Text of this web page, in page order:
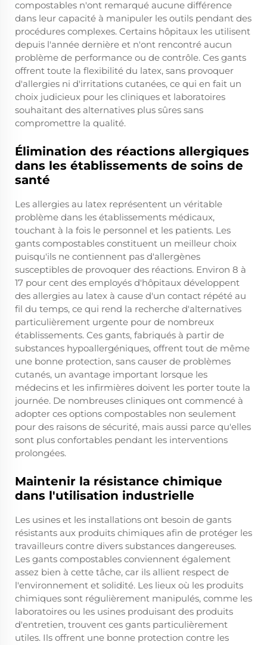
compostables n'ont remarqué aucune différence
dans leur capacité à manipuler les outils pendant des
procédures complexes. Certains hôpitaux les utilisent
depuis l'année dernière et n'ont rencontré aucun
problème de performance ou de contrôle. Ces gants
offrent toute la flexibilité du latex, sans provoquer
d'allergies ni d'irritations cutanées, ce qui en fait un
choix judicieux pour les cliniques et laboratoires
souhaitant des alternatives plus sûres sans
compromettre la qualité.
Élimination des réactions allergiques
dans les établissements de soins de
santé
Les allergies au latex représentent un véritable
problème dans les établissements médicaux,
touchant à la fois le personnel et les patients. Les
gants compostables constituent un meilleur choix
puisqu'ils ne contiennent pas d'allergènes
susceptibles de provoquer des réactions. Environ 8 à
17 pour cent des employés d'hôpitaux développent
des allergies au latex à cause d'un contact répété au
fil du temps, ce qui rend la recherche d'alternatives
particulièrement urgente pour de nombreux
établissements. Ces gants, fabriqués à partir de
substances hypoallergéniques, offrent tout de même
une bonne protection, sans causer de problèmes
cutanés, un avantage important lorsque les
médecins et les infirmières doivent les porter toute la
journée. De nombreuses cliniques ont commencé à
adopter ces options compostables non seulement
pour des raisons de sécurité, mais aussi parce qu'elles
sont plus confortables pendant les interventions
prolongées.
Maintenir la résistance chimique
dans l'utilisation industrielle
Les usines et les installations ont besoin de gants
résistants aux produits chimiques afin de protéger les
travailleurs contre divers substances dangereuses.
Les gants compostables conviennent également
assez bien à cette tâche, car ils allient respect de
l'environnement et solidité. Les lieux où les produits
chimiques sont régulièrement manipulés, comme les
laboratoires ou les usines produisant des produits
d'entretien, trouvent ces gants particulièrement
utiles. Ils offrent une bonne protection contre les